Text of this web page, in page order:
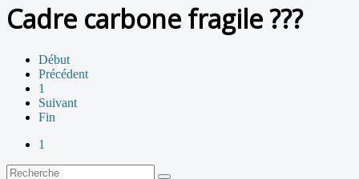
Cadre carbone fragile ???
Début
Précédent
1
Suivant
Fin
1